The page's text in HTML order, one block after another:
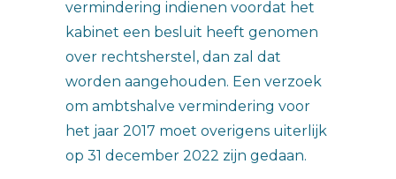
vermindering indienen voordat het
kabinet een besluit heeft genomen
over rechtsherstel, dan zal dat
worden aangehouden. Een verzoek
om ambtshalve vermindering voor
het jaar 2017 moet overigens uiterlijk
op 31 december 2022 zijn gedaan.